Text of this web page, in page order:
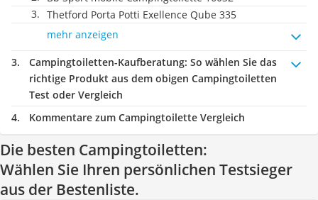
Thetford Porta Potti Exellence Qube 335
mehr anzeigen
Campingtoiletten-Kaufberatung: So wählen Sie das
richtige Produkt aus dem obigen Campingtoiletten
Test oder Vergleich
Kommentare zum Campingtoilette Vergleich
Die besten Campingtoiletten:
Wählen Sie Ihren persönlichen Testsieger
aus der Bestenliste.